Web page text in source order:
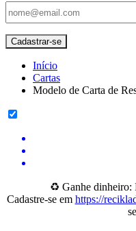
Início
Cartas
Modelo de Carta de
♻️ Ganhe dinheiro:
Cadastre-se em https://